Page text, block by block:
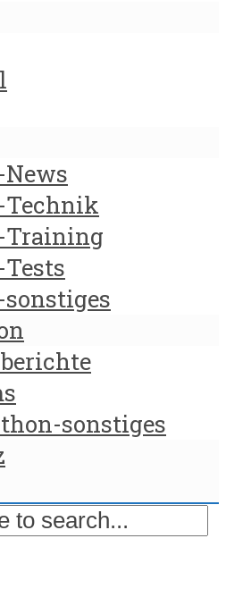
Technik
Training
sonstiges